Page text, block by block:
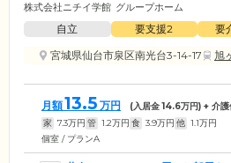
株式会社ニチイ学館 グループホーム
自立 要支援2 要
宮城県仙台市泉区南光台3-14-17
旭
月額13.5 万円 (入居金14.6万円) + 介
家 7.3万円 管 1.2万円 食 3.9万円 他 1.1万円
個室 / プランA